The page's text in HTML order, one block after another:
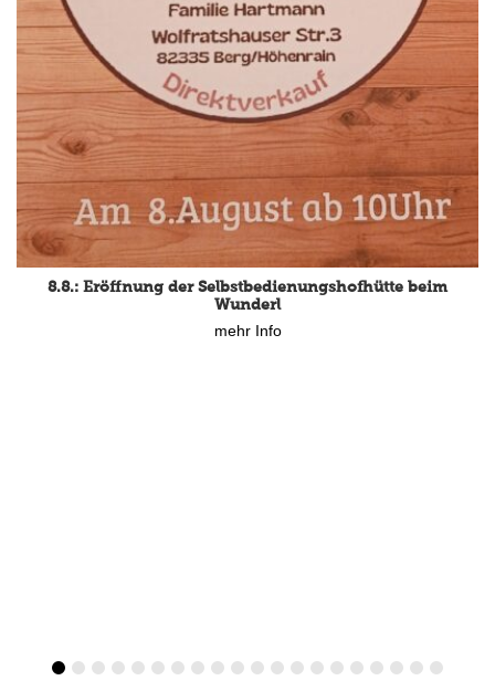
8.8.: Eröffnung der Selbstbedienungshofhütte beim
Wunderl
mehr Info